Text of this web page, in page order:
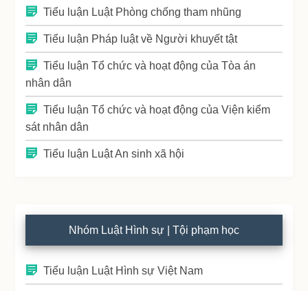
Tiểu luận Luật Phòng chống tham nhũng
Tiểu luận Pháp luật về Người khuyết tật
Tiểu luận Tổ chức và hoạt động của Tòa án
nhân dân
Tiểu luận Tổ chức và hoạt động của Viện kiểm
sát nhân dân
Tiểu luận Luật An sinh xã hội
Nhóm Luật Hình sự | Tội phạm học
Tiểu luận Luật Hình sự Việt Nam